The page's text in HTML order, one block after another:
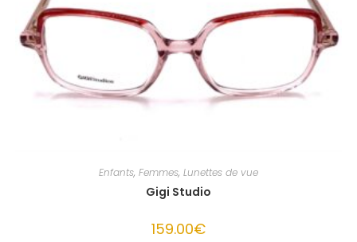
Enfants, Femmes, Lunettes de vue
Gigi Studio
159.00€